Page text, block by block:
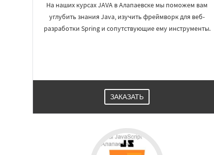
На наших курсах JAVA в Алапаевске мы поможем вам
углубить знания Java, изучить фреймворк для веб-
разработки Spring и сопутствующие ему инструменты.
ЗАКАЗАТЬ